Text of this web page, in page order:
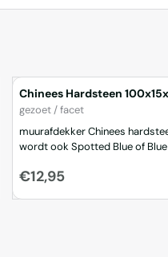
Chinees Hardsteen 100x30x3
Chinees Hardsteen
Merk:
gezoet / facet
muurafdekker Chinees
wordt ook Spotted Blue of
facet geslepen wordt buiten lichter grijs van kleur
ook te gebruiken als planchet,
Prijs: 12,95
€12,95